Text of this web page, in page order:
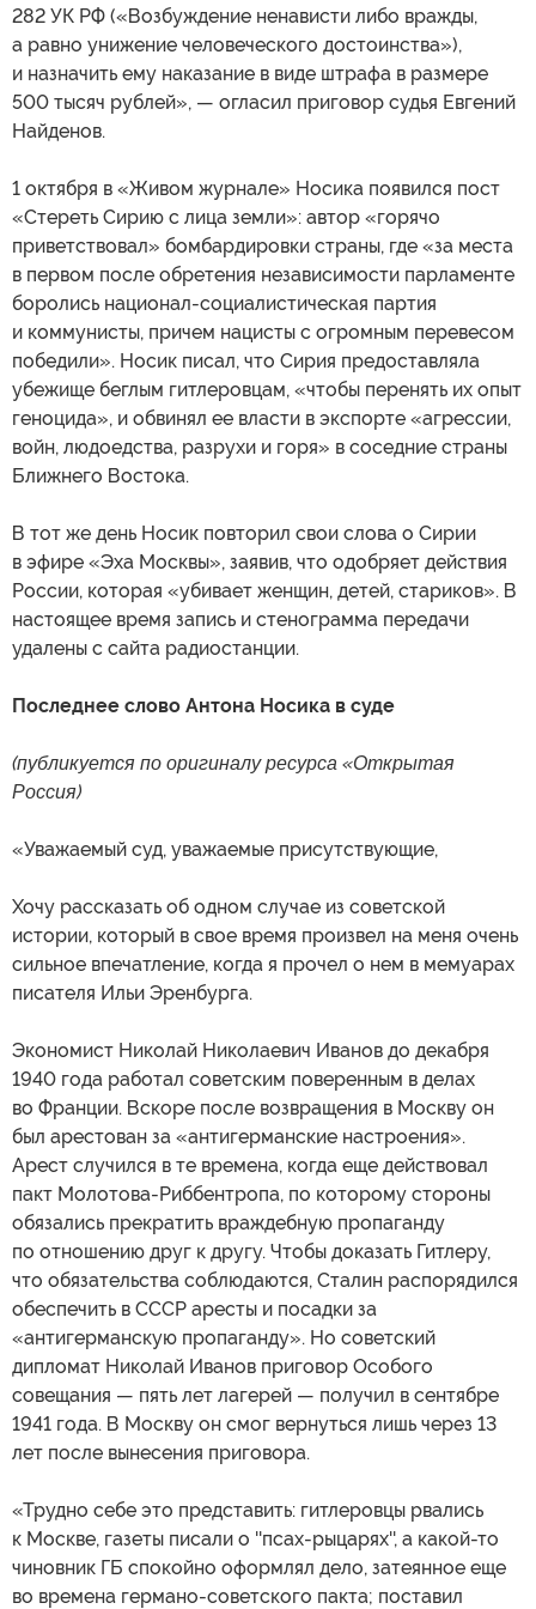
282 УК РФ («Возбуждение ненависти либо вражды,
а равно унижение человеческого достоинства»),
и назначить ему наказание в виде штрафа в размере
500 тысяч рублей», — огласил приговор судья Евгений
Найденов.
1 октября в «Живом журнале» Носика появился пост
«Стереть Сирию с лица земли»: автор «горячо
приветствовал» бомбардировки страны, где «за места
в первом после обретения независимости парламенте
боролись национал-социалистическая партия
и коммунисты, причем нацисты с огромным перевесом
победили». Носик писал, что Сирия предоставляла
убежище беглым гитлеровцам, «чтобы перенять их опыт
геноцида», и обвинял ее власти в экспорте «агрессии,
войн, людоедства, разрухи и горя» в соседние страны
Ближнего Востока.
В тот же день Носик повторил свои слова о Сирии
в эфире «Эха Москвы», заявив, что одобряет действия
России, которая «убивает женщин, детей, стариков». В
настоящее время запись и стенограмма передачи
удалены с сайта радиостанции.
Последнее слово Антона Носика в суде
(публикуется по оригиналу ресурса «Открытая
Россия)
«Уважаемый суд, уважаемые присутствующие,
Хочу рассказать об одном случае из советской
истории, который в свое время произвел на меня очень
сильное впечатление, когда я прочел о нем в мемуарах
писателя Ильи Эренбурга.
Экономист Николай Николаевич Иванов до декабря
1940 года работал советским поверенным в делах
во Франции. Вскоре после возвращения в Москву он
был арестован за «антигерманские настроения».
Арест случился в те времена, когда еще действовал
пакт Молотова-Риббентропа, по которому стороны
обязались прекратить враждебную пропаганду
по отношению друг к другу. Чтобы доказать Гитлеру,
что обязательства соблюдаются, Сталин распорядился
обеспечить в СССР аресты и посадки за
«антигерманскую пропаганду». Но советский
дипломат Николай Иванов приговор Особого
совещания — пять лет лагерей — получил в сентябре
1941 года. В Москву он смог вернуться лишь через 13
лет после вынесения приговора.
«Трудно себе это представить: гитлеровцы рвались
к Москве, газеты писали о ''псах-рыцарях'', а какой-то
чиновник ГБ спокойно оформлял дело, затеянное еще
во времена германо-советского пакта; поставил